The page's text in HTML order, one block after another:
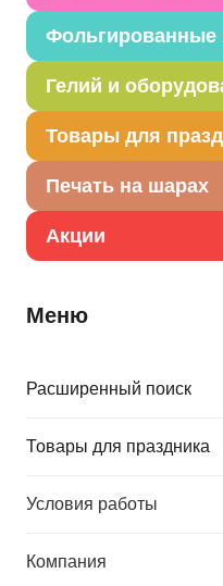
Гелий и
Товары для
Печать на шарах
Акции
Меню
Расширенный поиск
Товары для праздника
Условия работы
Компания
Б
в